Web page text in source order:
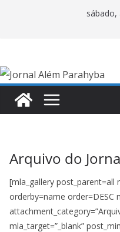
sábado,
Arquivo do
[mla_gallery post_parent=all
orderby=name order=DESC
mla_target=”_blank”